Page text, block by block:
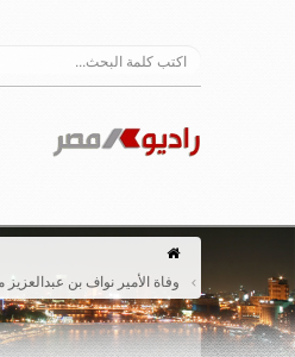
وفاة الأمير نواف بن